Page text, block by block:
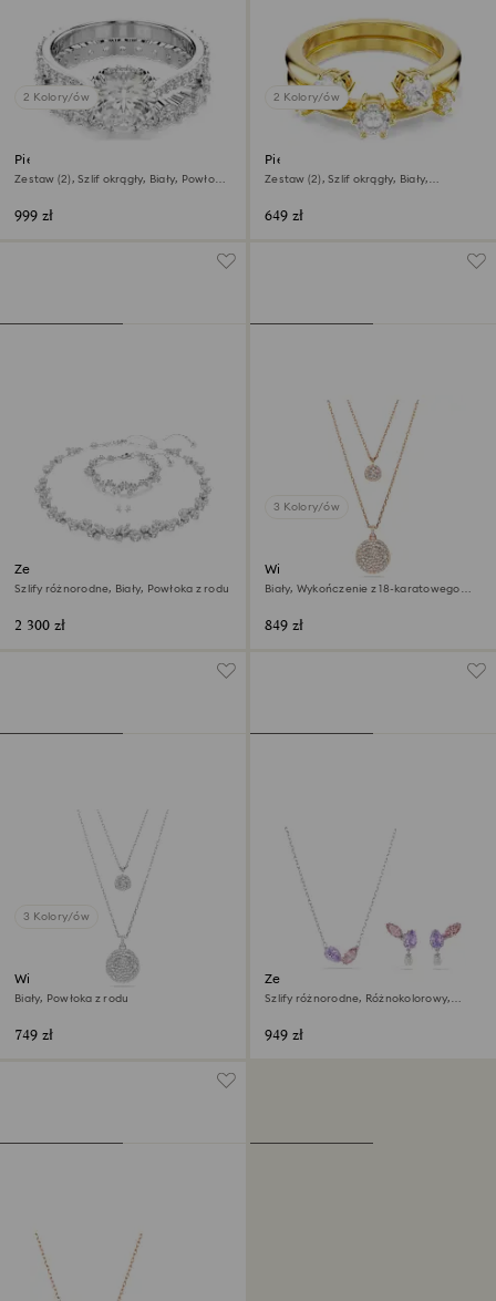
2 Kolory/ów
Pierścionek Stilla
Zestaw (2), Szlif okrągły, Biały, Powłoka
999 zł
2 Kolory/ów
Pierścionek Constella
Zestaw (2), Szlif okrągły, Biały,
649 zł
Zestaw Constella
Szlify różnorodne, Biały, Powłoka z rodu
2 300 zł
3 Kolory/ów
Wisiorek warstwowy Sublima
Biały, Wykończenie z 18-karatowego
849 zł
3 Kolory/ów
Wisiorek warstwowy Sublima
Biały, Powłoka z rodu
749 zł
Zestaw Ariana Grande x
Swarovski
Szlify różnorodne, Różnokolorowy,
949 zł